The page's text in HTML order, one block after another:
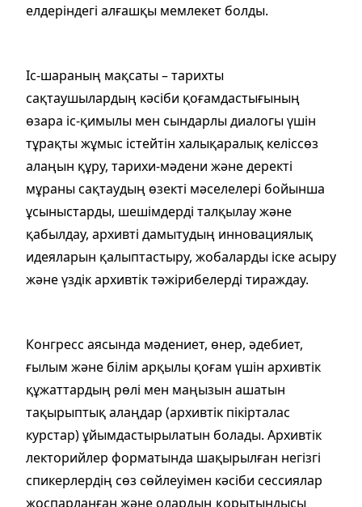
елдеріндегі алғашқы мемлекет болды.
Іс-шараның мақсаты – тарихты
сақтаушылардың кәсіби қоғамдастығының
өзара іс-қимылы мен сындарлы диалогы үшін
тұрақты жұмыс істейтін халықаралық келіссөз
алаңын құру, тарихи-мәдени және деректі
мұраны сақтаудың өзекті мәселелері бойынша
ұсыныстарды, шешімдерді талқылау және
қабылдау, архивті дамытудың инновациялық
идеяларын қалыптастыру, жобаларды іске асыру
және үздік архивтік тәжірибелерді тираждау.
Конгресс аясында мәдениет, өнер, әдебиет,
ғылым және білім арқылы қоғам үшін архивтік
құжаттардың рөлі мен маңызын ашатын
тақырыптық алаңдар (архивтік пікірталас
курстар) ұйымдастырылатын болады. Архивтік
лекторийлер форматында шақырылған негізгі
спикерлердің сөз сөйлеуімен кәсіби сессиялар
жоспарланған және олардың қорытындысы